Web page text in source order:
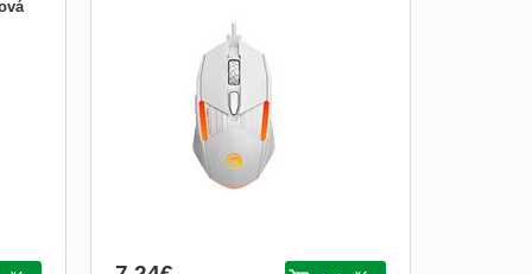
Marvo Herná Myš M291 Nový bojovník vo
farbách Marvo! Máme tu novinku vo
farbách Marvo a to je herná myš M291 .
Na myš bola použitá biela farba a
klasickým logom Škorpióna . Táto čierna
kráska má nastaviteľné DPI od 1000-
1600-3200-6400 presne na typ hry...